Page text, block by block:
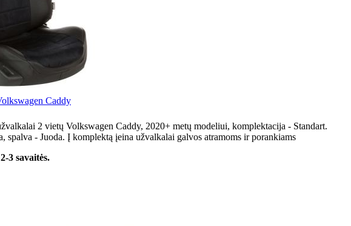
Caddy
2 vietų Volkswagen Caddy, 2020+ metų modeliui, komplektacija - Standart.
spalva - Juoda. Į komplektą įeina užvalkalai galvos atramoms ir porankiams
3 savaitės.